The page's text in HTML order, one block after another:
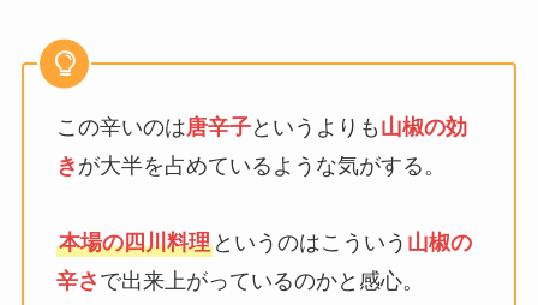
この辛いのは唐辛子というよりも 山椒の効
き が大半を占めているような気がする。
本場の四川料理というのはこういう 山椒の
辛さ で出来上がっているのかと感心。